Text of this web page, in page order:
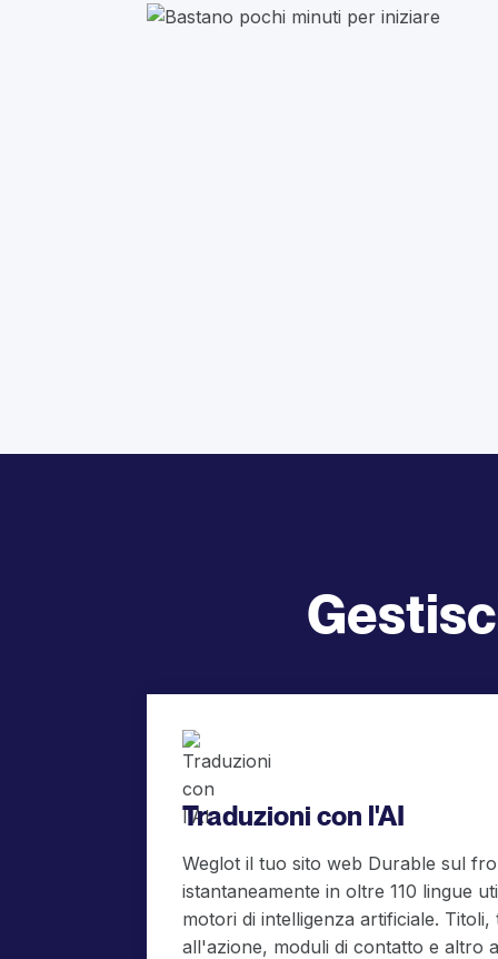
Traduzioni con l'AI
Weglot il tuo sito web Durable sul
istantaneamente in oltre 110 lingue
motori di intelligenza artificiale. Titoli,
all'azione, moduli di contatto e altro